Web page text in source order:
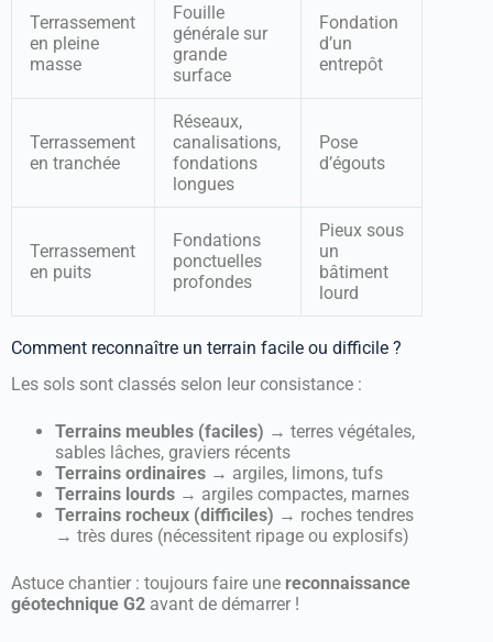
Terrassement
en pleine
masse
Fouille
générale sur
grande
surface
Fondation
d’un
entrepôt
Terrassement
en tranchée
Réseaux,
canalisations,
fondations
longues
Pose
d’égouts
Terrassement
en puits
Fondations
ponctuelles
profondes
Pieux sous
un
bâtiment
lourd
Comment reconnaître un terrain facile ou difficile ?
Les sols sont classés selon leur consistance :
Terrains meubles (faciles) → terres végétales,
sables lâches, graviers récents
Terrains ordinaires → argiles, limons, tufs
Terrains lourds → argiles compactes, marnes
Terrains rocheux (difficiles) → roches tendres
→ très dures (nécessitent ripage ou explosifs)
Astuce chantier : toujours faire une reconnaissance
géotechnique G2 avant de démarrer !